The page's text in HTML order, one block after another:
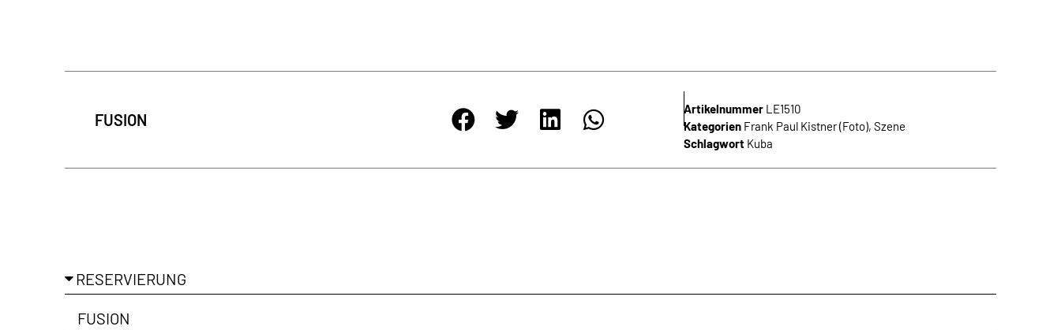
FUSION
Artikelnummer LE1510
Kategorien Frank Paul Kistner (Foto), Szene
Schlagwort Kuba